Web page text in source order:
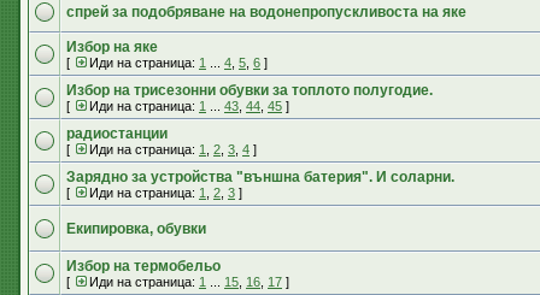
спрей за подобряване на водонепропускливоста на яке
Избор на яке
[ Иди на страница: 1 4 5 6 ]
Избор на трисезонни обувки за топлото полугодие.
[ Иди на страница: 1 43 44 45 ]
радиостанции
[ Иди на страница: 1 2 3 4 ]
Зарядно за устройства "външна батерия". И соларни.
[ Иди на страница: 1 2 3 ]
Екипировка, обувки
Избор на термобельо
[ Иди на страница: 1 15 16 17 ]